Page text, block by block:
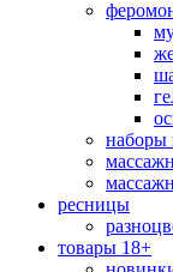
наборы
ресницы
товары 18+